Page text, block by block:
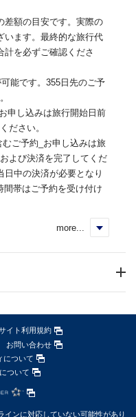
差額の目安です。実際の
います。最終的な旅行代
計を必ずご確認くださ
能です。355日先のご予
申し込みは旅行開始日前
ださい。
ご予約_お申し込みは旅
よび決済を完了してくだ
日中の決済が必要となり
間帯はご予約を受け付け
more...
イト利用規約
お問い合わせ
について
ついて
インに対応していない可能性があり